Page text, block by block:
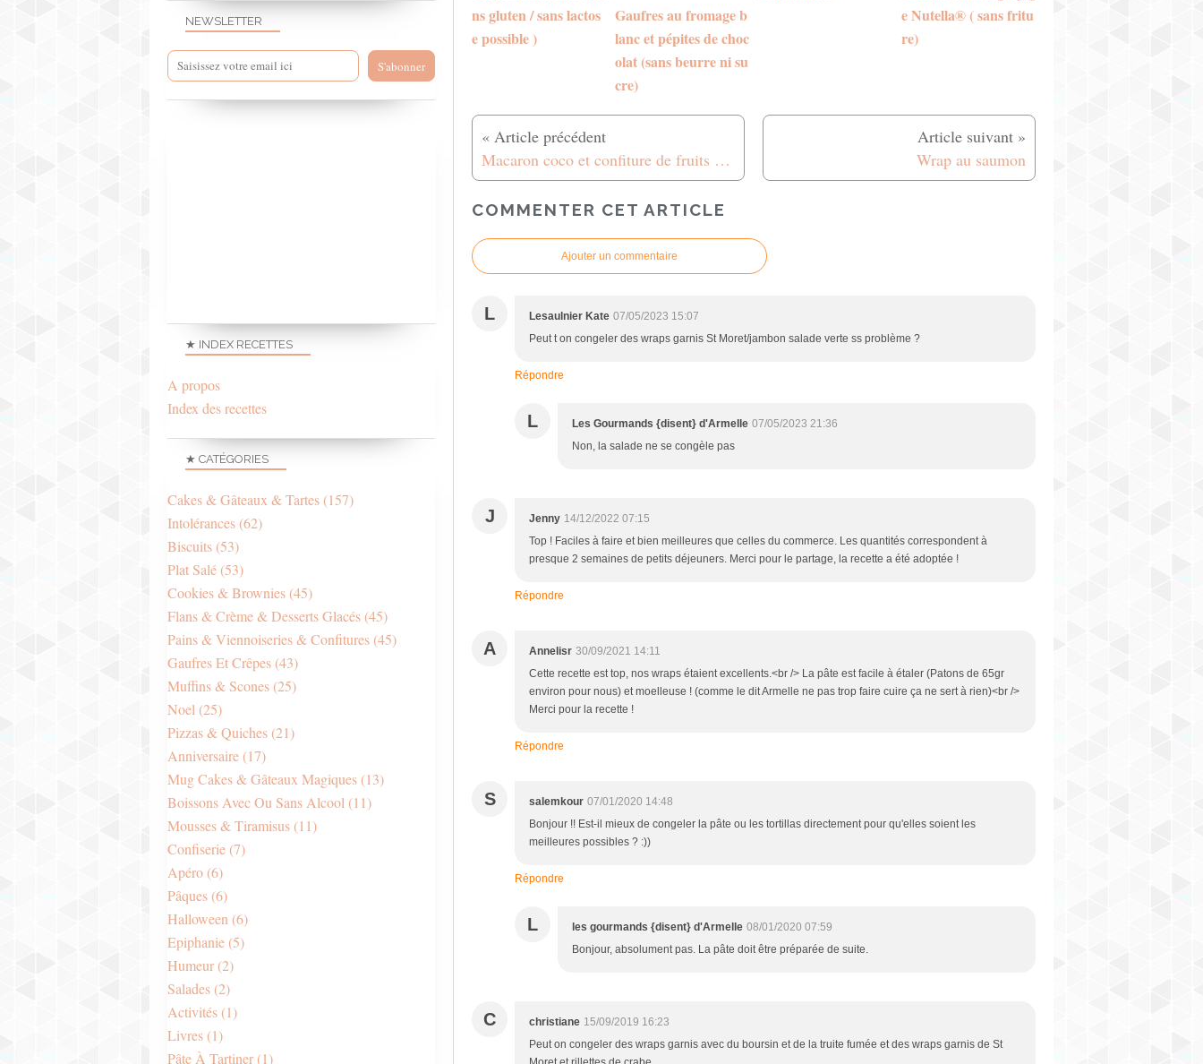
ns gluten / sans lactos
e possible )
Gaufres au fromage b
lanc et pépites de choc
olat (sans beurre ni su
cre)
e Nutella® ( sans fritu
re)
Macaron coco et confiture de fruits rouges Wrap au saumon
COMMENTER CET ARTICLE
Ajouter un commentaire
L Lesaulnier Kate 07/05/2023 15:07
Peut t on congeler des wraps garnis St Moret/jambon salade verte ss problème ?
Répondre
L Les Gourmands {disent} d'Armelle 07/05/2023 21:36
Non, la salade ne se congèle pas
J Jenny 14/12/2022 07:15
Top ! Faciles à faire et bien meilleures que celles du commerce. Les quantités correspondent à
presque 2 semaines de petits déjeuners. Merci pour le partage, la recette a été adoptée !
Répondre
A Annelisr 30/09/2021 14:11
Cette recette est top, nos wraps étaient excellents.<br /> La pâte est facile à étaler (Patons de 65gr
environ pour nous) et moelleuse ! (comme le dit Armelle ne pas trop faire cuire ça ne sert à rien)<br />
Merci pour la recette !
Répondre
S salemkour 07/01/2020 14:48
Bonjour !! Est-il mieux de congeler la pâte ou les tortillas directement pour qu'elles soient les
meilleures possibles ? :))
Répondre
L les gourmands {disent} d'Armelle 08/01/2020 07:59
Bonjour, absolument pas. La pâte doit être préparée de suite.
C christiane 15/09/2019 16:23
Peut on congeler des wraps garnis avec du boursin et de la truite fumée et des wraps garnis de St
NEWSLETTER
★ INDEX RECETTES
A propos
Index des recettes
★ CATÉGORIES
Cakes & Gâteaux & Tartes (157)
Intolérances (62)
Biscuits (53)
Plat Salé (53)
Cookies & Brownies (45)
Flans & Crème & Desserts Glacés (45)
Pains & Viennoiseries & Confitures (45)
Gaufres Et Crêpes (43)
Muffins & Scones (25)
Noel (25)
Pizzas & Quiches (21)
Anniversaire (17)
Mug Cakes & Gâteaux Magiques (13)
Boissons Avec Ou Sans Alcool (11)
Mousses & Tiramisus (11)
Confiserie (7)
Apéro (6)
Pâques (6)
Halloween (6)
Epiphanie (5)
Humeur (2)
Salades (2)
Activités (1)
Livres (1)
Pâte À Tartiner (1)